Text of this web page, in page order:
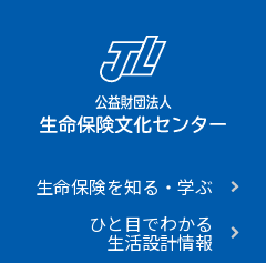
生命保険を知る・学ぶ
ひと目でわかる
生活設計情報